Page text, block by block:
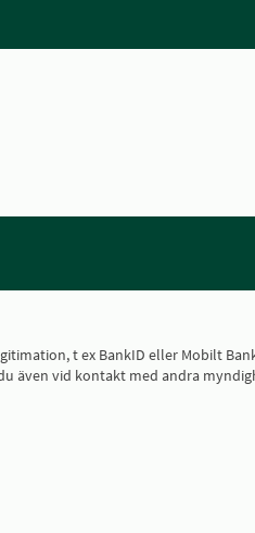
t ex BankID eller Mobilt
vid kontakt med andra